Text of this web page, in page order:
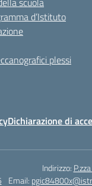
d’Istituto
plessi
Dichiarazione di
Indirizzo:
Email: